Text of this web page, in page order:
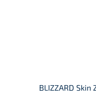
BLIZZARD Skin